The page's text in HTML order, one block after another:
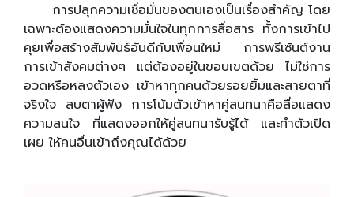
การปลุกความเชื่อมั่นของตนเองเป็นเรื่องสำคัญ โดย
เฉพาะต้องแสดงความมั่นใจในทุกการสื่อสาร ทั้งการเข้าไป
คุยเพื่อสร้างสัมพันธ์อันดีกับเพื่อนใหม่ การพรีเซ้นต์งาน
การเข้าสังคมต่างๆ แต่ต้องอยู่ในขอบเขตด้วย ไม่ใช่การ
อวดหรือหลงตัวเอง เข้าหาทุกคนด้วยรอยยิ้มและสายตาที่
จริงใจ สบตาผู้ฟัง การโน้มตัวเข้าหาคู่สนทนาคือสื่อแสดง
ความสนใจ ที่แสดงออกให้คู่สนทนารับรู้ได้ และทำตัวเปิด
เผย ให้คนอื่นเข้าถึงคุณได้ด้วย